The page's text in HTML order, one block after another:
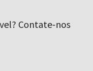
Contate-nos